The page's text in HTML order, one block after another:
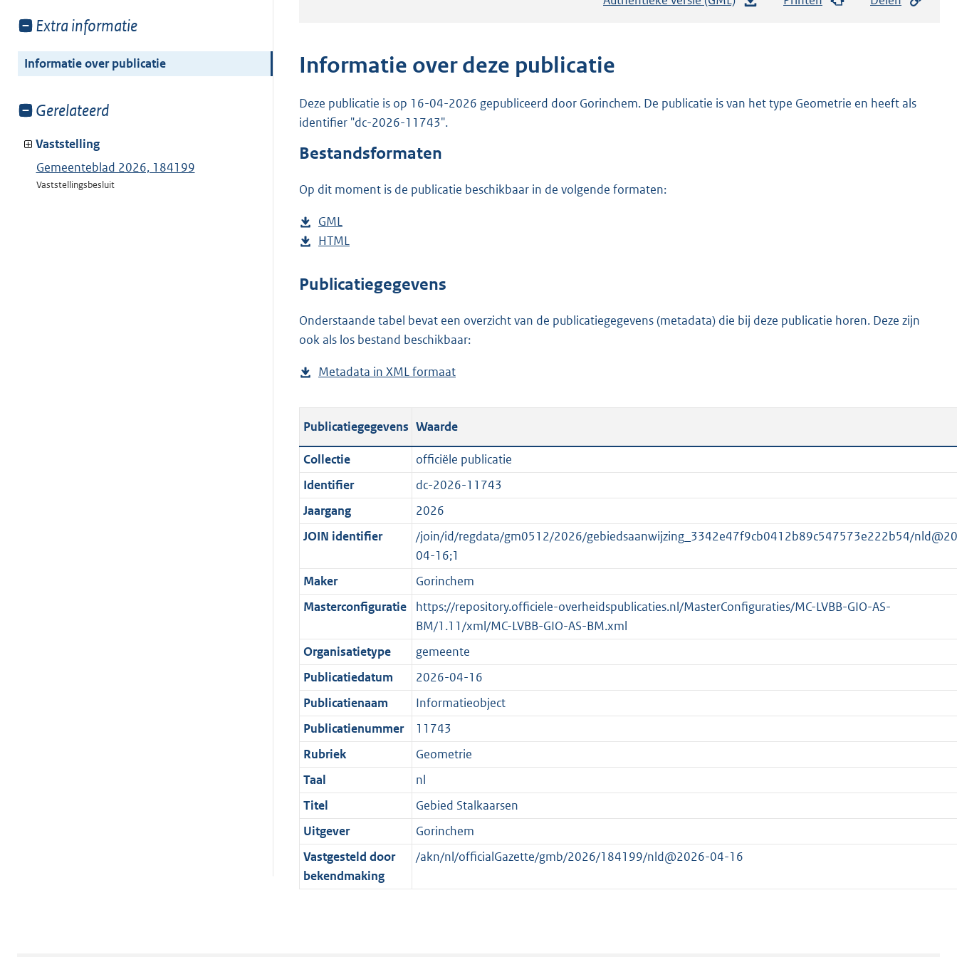
Toon
van:
Extra informatie
Informatie over publicatie
Toon
van:
Gerelateerd
Vaststelling
Gemeenteblad 2026, 184199
Vaststellingsbesluit
K
Informatie over deze publicatie
Deze publicatie is op 16-04-2026 gepubliceerd door Gorinchem. De publicatie is van het type Geometrie en heeft als
identifier "dc-2026-11743".
Bestandsformaten
Op dit moment is de publicatie beschikbaar in de volgende formaten:
D
o
n
o
a
p
l
i
c
a
t
i
i
n
f
r
m
a
a
t
GML
e
t
n
d
g
o
t
t
e
:
4
b
D
w
l
o
d
b
l
i
c
a
t
e
i
n
o
r
m
a
a
t
HTML
s
a
n
s
o
o
t
t
e
:
n
e
e
n
d
Publicatiegegevens
Onderstaande tabel bevat een overzicht van de publicatiegegevens (metadata) die bij deze publicatie horen. Deze zijn
ook als los bestand beschikbaar:
Metadata in XML formaat
s
t
a
n
d
g
r
o
o
t
t
e
:
1
K
b
Publicatiegegevens Waarde
Collectie
officiële publicatie
Identifier
dc-2026-11743
Jaargang
2026
JOIN identifier
/join/id/regdata/gm0512/2026/gebiedsaanwijzing_3342e47f9cb0412b89c547573e222b54/
04-16;1
Maker
Gorinchem
Masterconfiguratie
https://repository.officiele-overheidspublicaties.nl/MasterConfiguraties/MC-LVBB-GIO-AS-
BM/1.11/xml/MC-LVBB-GIO-AS-BM.xml
Organisatietype
gemeente
Publicatiedatum
2026-04-16
Publicatienaam
Informatieobject
Publicatienummer
11743
Rubriek
Geometrie
Taal
nl
Titel
Gebied Stalkaarsen
Uitgever
Gorinchem
Vastgesteld door
bekendmaking
/akn/nl/officialGazette/gmb/2026/184199/nld@2026-04-16